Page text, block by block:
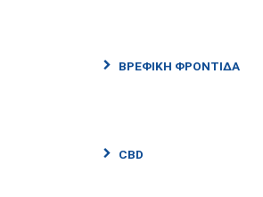
ΒΡΕΦΙΚΗ ΦΡΟΝΤΙΔΑ
CBD